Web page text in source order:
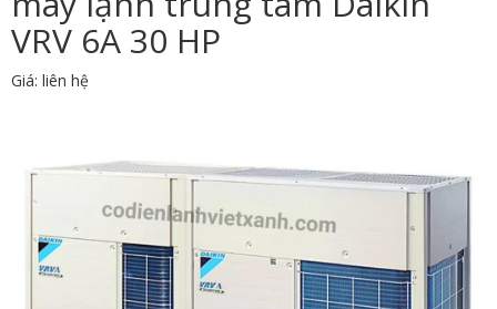
VRV 6A 30 HP
Giá: liên hệ